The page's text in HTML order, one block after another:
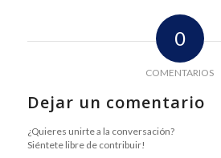
0
COMENTARIOS
Dejar un comentario
¿Quieres unirte a la conversación?
Siéntete libre de contribuir!